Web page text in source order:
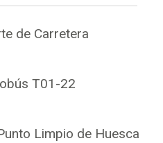
de Carretera
T01-22
Limpio de Huesca